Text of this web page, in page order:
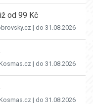
od 99 Kč
| do 31.08.2026
| do 31.08.2026
| do 31.08.2026